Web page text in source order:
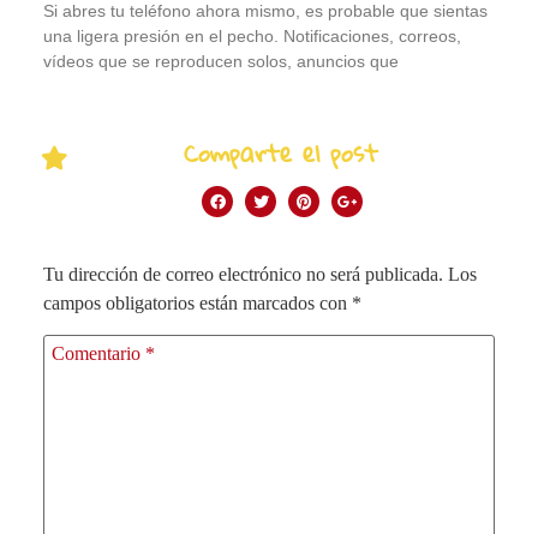
Si abres tu teléfono ahora mismo, es probable que sientas
una ligera presión en el pecho. Notificaciones, correos,
vídeos que se reproducen solos, anuncios que
Comparte el post
Tu dirección de correo electrónico no será publicada. Los
campos obligatorios están marcados con *
Comentario *